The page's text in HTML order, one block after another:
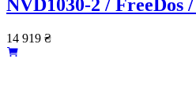
NVD1030-2 / FreeDos
14 919 ₴